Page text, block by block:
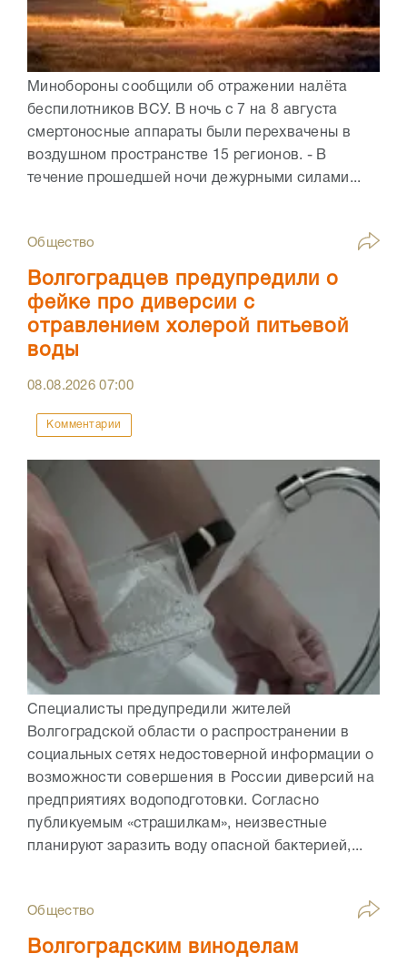
Минобороны сообщили об отражении налёта
беспилотников ВСУ. В ночь с 7 на 8 августа
смертоносные аппараты были перехвачены в
воздушном пространстве 15 регионов. - В
течение прошедшей ночи дежурными силами...
Общество
Волгоградцев предупредили о
фейке про диверсии с
отравлением холерой питьевой
воды
08.08.202607:00
Комментарии
Специалисты предупредили жителей
Волгоградской области о распространении в
социальных сетях недостоверной информации о
возможности совершения в России диверсий на
предприятиях водоподготовки. Согласно
публикуемым «страшилкам», неизвестные
планируют заразить воду опасной бактерией,...
Общество
Волгоградским виноделам